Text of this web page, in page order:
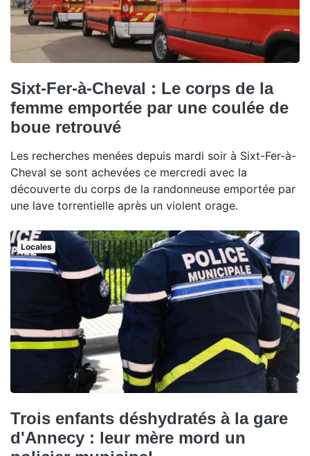
Sixt-Fer-à-Cheval : Le corps de la
femme emportée par une coulée de
boue retrouvé
Les recherches menées depuis mardi soir à Sixt-Fer-à-
Cheval se sont achevées ce mercredi avec la
découverte du corps de la randonneuse emportée par
une lave torrentielle après un violent orage.
Locales
Trois enfants déshydratés à la gare
d'Annecy : leur mère mord un